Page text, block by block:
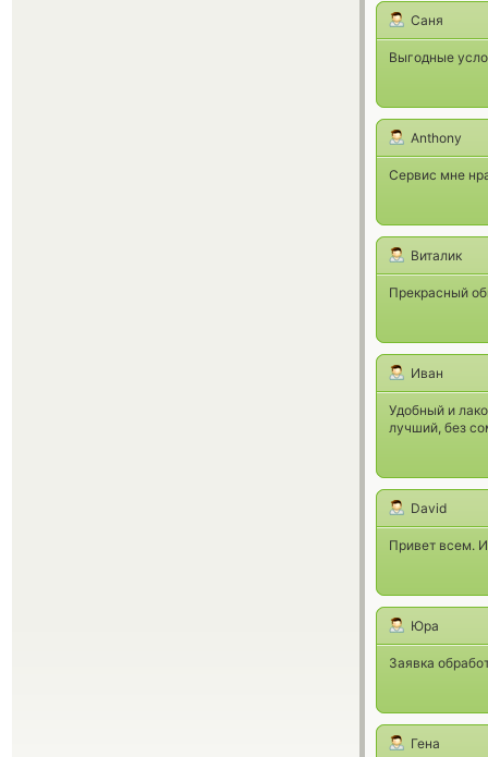
Саня
Выгодные
Anthony
Сервис мне
Виталик
Прекрасный
Иван
Удобный и
лучший, без
David
Привет всем.
Юра
Заявка
Гена